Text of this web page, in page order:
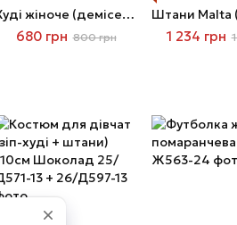
Худі жіноче (демісезон) S темно-сірий
680 грн 800 грн 1 234 грн